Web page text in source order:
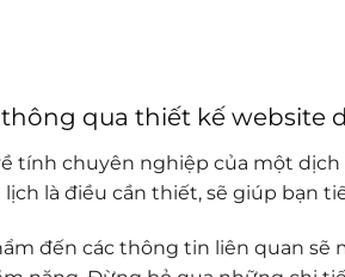
qua thiết kế website
tính chuyên nghiệp của một
là điều cần thiết, sẽ giúp bạn
đến các thông tin liên quan sẽ